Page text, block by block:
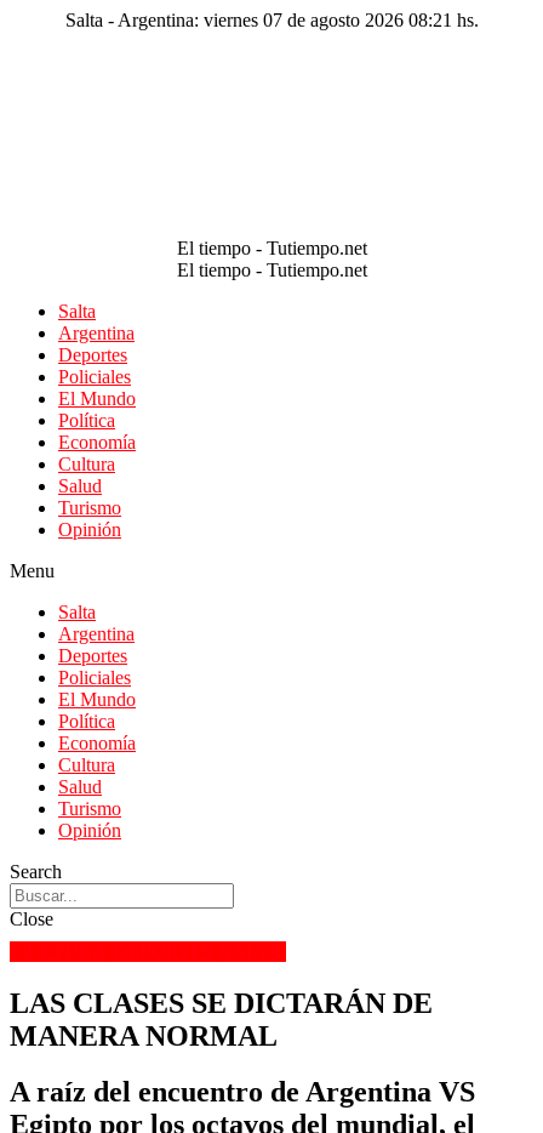
Salta - Argentina: viernes 07 de agosto 2026 08:21 hs.
El tiempo - Tutiempo.net
El tiempo - Tutiempo.net
Salta
Argentina
Deportes
Policiales
El Mundo
Política
Economía
Cultura
Salud
Turismo
Opinión
Menu
Salta
Argentina
Deportes
Policiales
El Mundo
Política
Economía
Cultura
Salud
Turismo
Opinión
Search
Close
LAS CLASES SE DICTARÁN DE
MANERA NORMAL
A raíz del encuentro de Argentina VS
Egipto por los octavos del mundial, el